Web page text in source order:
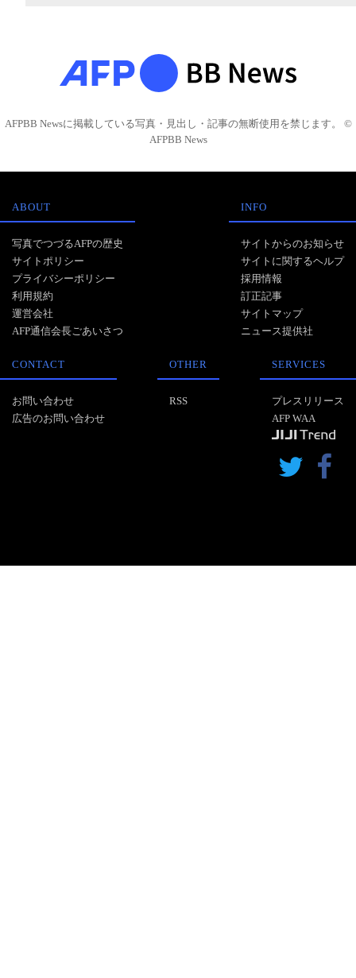
AFPBB Newsに掲載している写真・見出し・記事の無断使用を禁じます。 ©
AFPBB News
ABOUT
写真でつづるAFPの歴史
サイトポリシー
プライバシーポリシー
利用規約
運営会社
AFP通信会長ごあいさつ
INFO
サイトからのお知らせ
サイトに関するヘルプ
採用情報
訂正記事
サイトマップ
ニュース提供社
CONTACT
お問い合わせ
広告のお問い合わせ
OTHER
RSS
SERVICES
プレスリリース
AFP WAA